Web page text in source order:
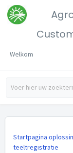
Welkom
Startpagina
teeltregistratie